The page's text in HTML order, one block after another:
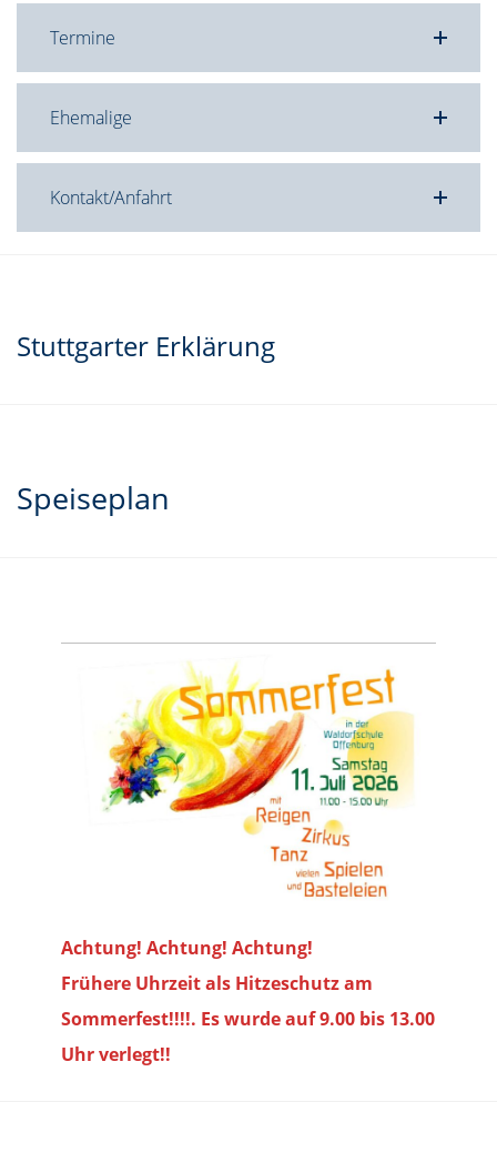
Termine
Ehemalige
Kontakt/Anfahrt
Stuttgarter Erklärung
Speiseplan
Achtung! Achtung! Achtung!
Frühere Uhrzeit als Hitzeschutz am
Sommerfest!!!!. Es wurde auf 9.00 bis 13.00
Uhr verlegt!!